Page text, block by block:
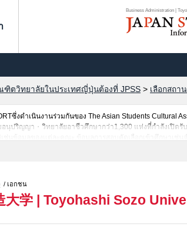
Business Administration |
ตวิทยาลัยในประเทศญี่ปุ่นต้องที่ JPSS > เลือกสถา
ซึ่งดำเนินงานร่วมกันของ The Asian Students
นุปริญญา・วิทยาลัยอาชีวศึกษากว่า1,300 แห่งที่กำลังเปิดรั
ช่นข้อมูลของแต่ละคณะ,ข้อมูลการสอบคัดเลือกเข้าศึกษาเช่
/ เอกชน
大学 | Toyohashi Sozo